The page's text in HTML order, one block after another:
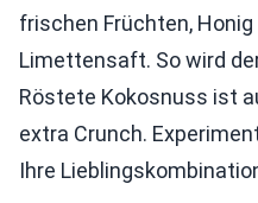
frischen Früchten,
Limettensaft. So wird
Röstete Kokosnuss ist
extra Crunch.
Ihre